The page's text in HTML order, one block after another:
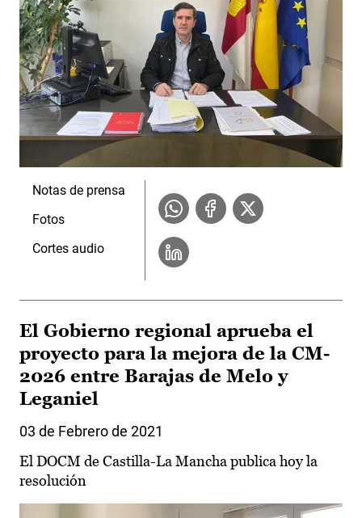
Notas de prensa
Fotos
Cortes audio
El Gobierno regional aprueba el
proyecto para la mejora de la CM-
2026 entre Barajas de Melo y
Leganiel
03 de Febrero de 2021
El DOCM de Castilla-La Mancha publica hoy la
resolución